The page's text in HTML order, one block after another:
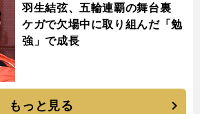
羽生結弦、五輪連覇の舞台裏
ケガで欠場中に取り組んだ「勉
強」で成長
もっと見る